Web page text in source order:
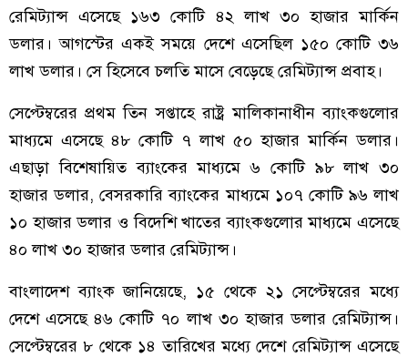
রেমিট্যান্স এসেছে ১৬৩ কোটি ৪২ লাখ ৩০ হাজার মার্কিন
ডলার। আগস্টের একই সময়ে দেশে এসেছিল ১৫০ কোটি ৩৬
লাখ ডলার। সে হিসেবে চলতি মাসে বেড়েছে রেমিট্যান্স প্রবাহ।
সেপ্টেম্বরের প্রথম তিন সপ্তাহে রাষ্ট্র মালিকানাধীন ব্যাংকগুলোর
মাধ্যমে এসেছে ৪৮ কোটি ৭ লাখ ৫০ হাজার মার্কিন ডলার।
এছাড়া বিশেষায়িত ব্যাংকের মাধ্যমে ৬ কোটি ৯৮ লাখ ৩০
হাজার ডলার, বেসরকারি ব্যাংকের মাধ্যমে ১০৭ কোটি ৯৬ লাখ
১০ হাজার ডলার ও বিদেশি খাতের ব্যাংকগুলোর মাধ্যমে এসেছে
৪০ লাখ ৩০ হাজার ডলার রেমিট্যান্স।
বাংলাদেশ ব্যাংক জানিয়েছে, ১৫ থেকে ২১ সেপ্টেম্বরের মধ্যে
দেশে এসেছে ৪৬ কোটি ৭০ লাখ ৩০ হাজার ডলার রেমিট্যান্স।
সেপ্টেম্বরের ৮ থেকে ১৪ তারিখের মধ্যে দেশে রেমিট্যান্স এসেছে